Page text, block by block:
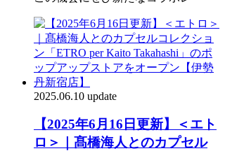
2025.06.10 update
【2025年6月16日更新】＜エト
ロ＞｜髙橋海人とのカプセル